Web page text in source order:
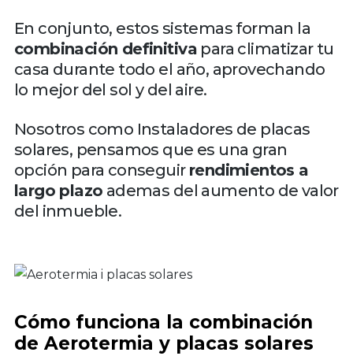
En conjunto, estos sistemas forman la
combinación definitivapara climatizar tu
casa durante todo el año, aprovechando
lo mejor del sol y del aire.
Nosotros como Instaladores de placas
solares, pensamos que es una gran
opción para conseguir rendimientos a
largo plazo ademas del aumento de valor
del inmueble.
Cómo funciona la combinación
de Aerotermia y placas solares